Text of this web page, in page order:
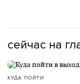
сейчас на
КУДА ПОЙТИ